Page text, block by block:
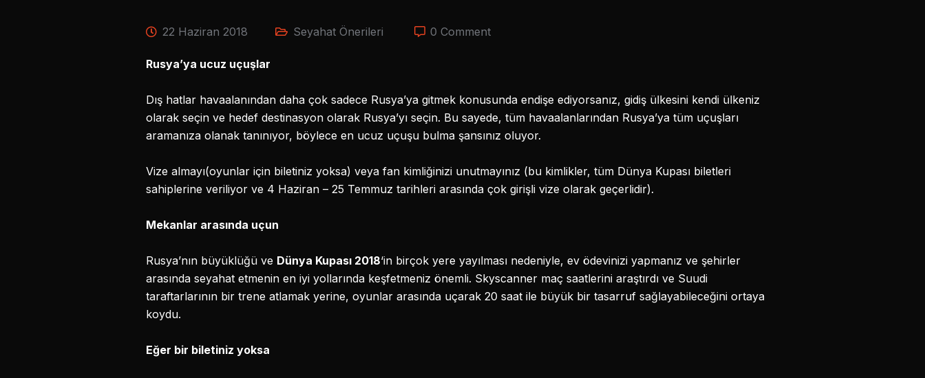
22 Haziran 2018 Seyahat Önerileri 0 Comment
Rusya’ya ucuz uçuşlar
Dış hatlar havaalanından daha çok sadece Rusya’ya gitmek konusunda endişe ediyorsanız, gidiş ülkesini kendi ülkeniz
olarak seçin ve hedef destinasyon olarak Rusya’yı seçin. Bu sayede, tüm havaalanlarından Rusya’ya tüm uçuşları
aramanıza olanak tanınıyor, böylece en ucuz uçuşu bulma şansınız oluyor.
Vize almayı(oyunlar için biletiniz yoksa) veya fan kimliğinizi unutmayınız (bu kimlikler, tüm Dünya Kupası biletleri
sahiplerine veriliyor ve 4 Haziran – 25 Temmuz tarihleri arasında çok girişli vize olarak geçerlidir).
Mekanlar arasında uçun
Rusya’nın büyüklüğü ve Dünya Kupası 2018‘in birçok yere yayılması nedeniyle, ev ödevinizi yapmanız ve şehirler
arasında seyahat etmenin en iyi yollarında keşfetmeniz önemli. Skyscanner maç saatlerini araştırdı ve Suudi
taraftarlarının bir trene atlamak yerine, oyunlar arasında uçarak 20 saat ile büyük bir tasarruf sağlayabileceğini ortaya
koydu.
Eğer bir biletiniz yoksa